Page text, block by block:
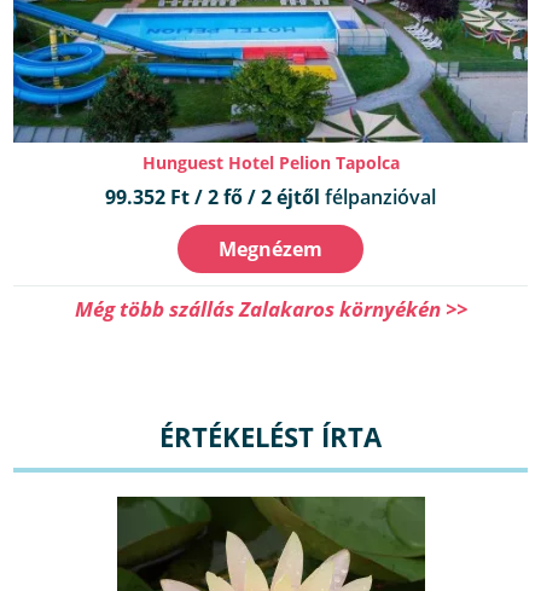
Hunguest Hotel Pelion Tapolca
99.352 Ft / 2 fő / 2 éjtől félpanzióval
Megnézem
Még több szállás Zalakaros környékén >>
ÉRTÉKELÉST ÍRTA